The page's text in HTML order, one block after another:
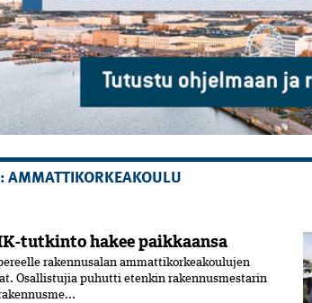
AMMATTIKORKEAKOULU
tutkinto hakee paikkaansa
rakennusalan ammattikorkeakoulujen
Osallistujia puhutti etenkin rakennusmestarin